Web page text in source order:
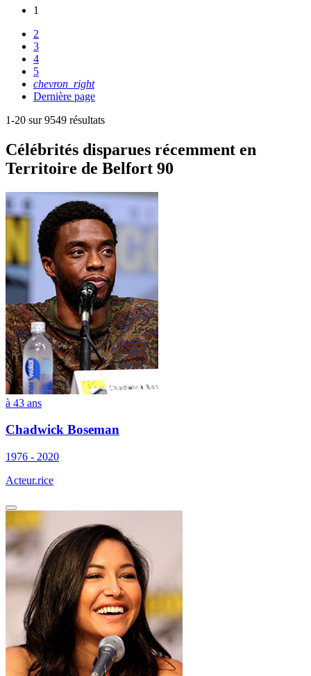
1
2
3
4
5
chevron_right
Dernière page
1-20 sur 9549 résultats
Célébrités disparues récemment en
Territoire de Belfort 90
à 43 ans
Chadwick Boseman
1976 - 2020
Acteur.rice